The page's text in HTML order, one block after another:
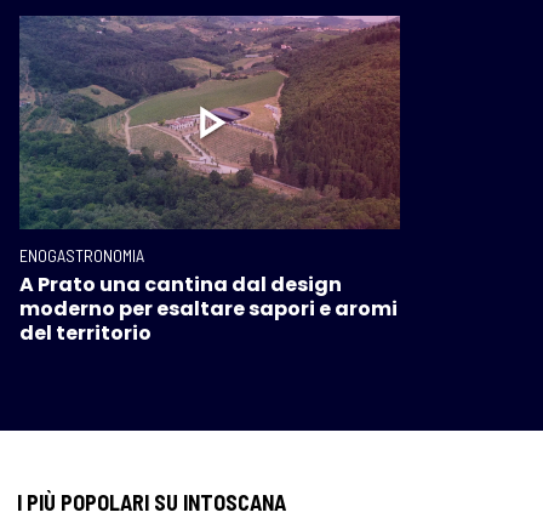
ENOGASTRONOMIA
A Prato una cantina dal design
moderno per esaltare sapori e aromi
del territorio
I PIÙ POPOLARI SU INTOSCANA